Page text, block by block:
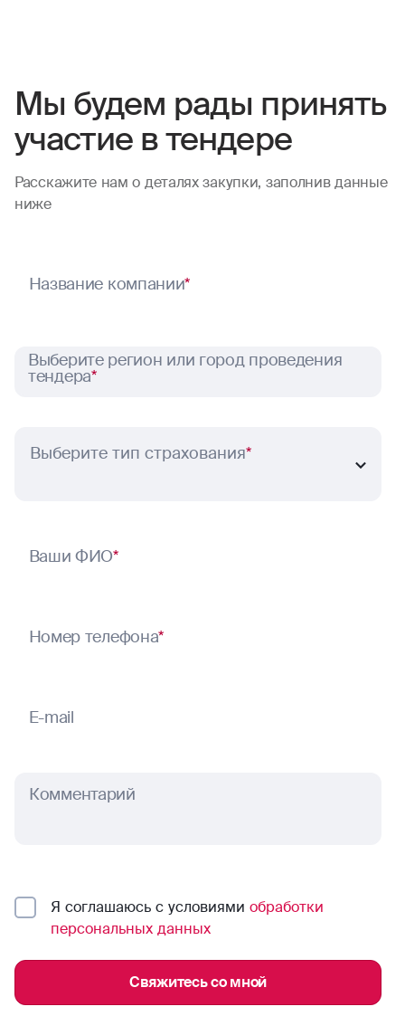
Мы будем рады принять
участие в тендере
Расскажите нам о деталях закупки, заполнив данные
ниже
Название компании*
Выберите регион или город проведения
тендера*
Выберите тип страхования*
Ваши ФИО*
Номер телефона*
E-mail
Комментарий
Я соглашаюсь с условиями обработки
персональных данных
Свяжитесь со мной